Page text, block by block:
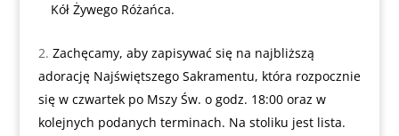
Kół Żywego Różańca.
Zachęcamy, aby zapisywać się na najbliższą
adorację Najświętszego Sakramentu, która rozpocznie
się w czwartek po Mszy Św. o godz. 18:00 oraz w
kolejnych podanych terminach. Na stoliku jest lista.